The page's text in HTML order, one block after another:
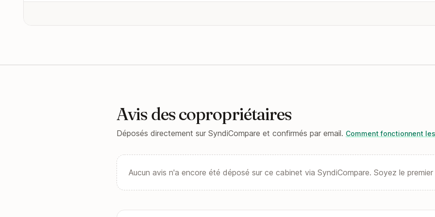
Avis des copropriétaires
Déposés directement sur SyndiCompare et confirmés par email. Comment fonctionnent
Aucun avis n'a encore été déposé sur ce cabinet via SyndiCompare. Soyez le premier